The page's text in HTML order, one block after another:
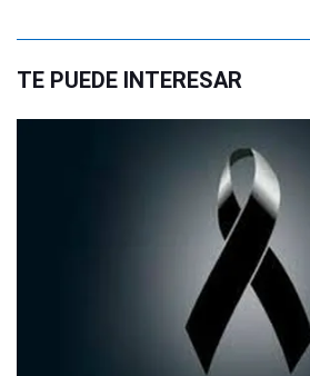
TE PUEDE INTERESAR